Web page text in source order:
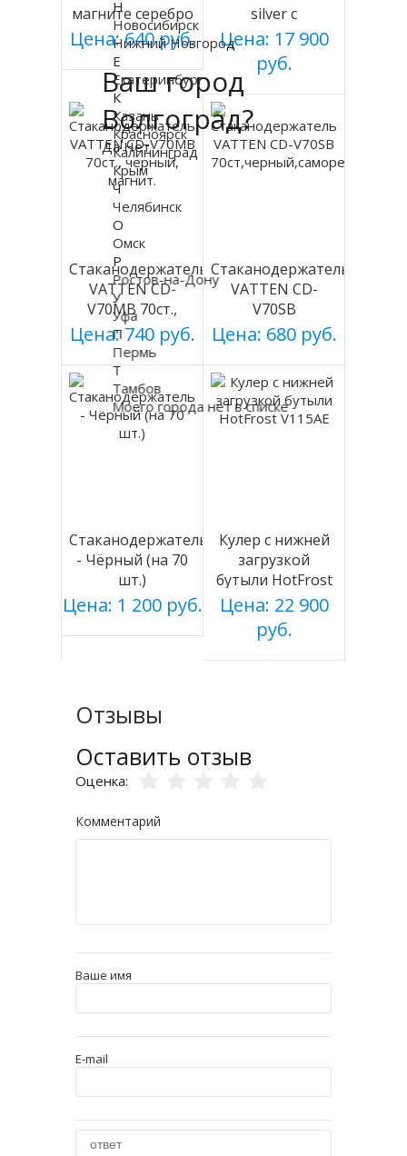
магните серебро
Цена: 640 руб.
silver с
холодильником
Цена: 17 900
руб.
Стаканодержатель
VATTEN CD-
V70MB 70ст.,
черный, магнит.
Цена: 740 руб.
Стаканодержатель
VATTEN CD-
V70SB
70ст,черный,саморезы
Цена: 680 руб.
Стаканодержатель
- Чёрный (на 70
шт.)
Цена: 1 200 руб.
Кулер с нижней
загрузкой
бутыли HotFrost
V115AE
Цена: 22 900
руб.
Отзывы
Оставить отзыв
Оценка:
Комментарий
Ваше имя
E-mail
Ваш город
Волгоград?
Да Нет
Н
Новосибирск
Нижний Новгород
Е
Екатеринбург
К
Казань
Красноярск
Калининград
Крым
Ч
Челябинск
О
Омск
Р
Ростов-на-Дону
У
Уфа
П
Пермь
Т
Тамбов
Моего города нет в списке